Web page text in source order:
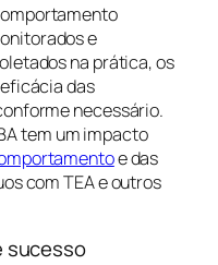
e
na prática, os
das
necessário.
tem um impacto
e das
com TEA e outros
sucesso